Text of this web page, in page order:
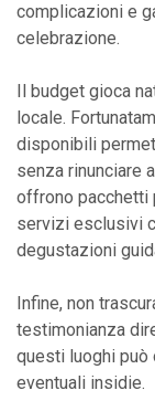
complicazioni e
celebrazione.
Il budget gioca
locale.
disponibili
senza rinunciare
offrono pacchetti
servizi esclusivi
degustazioni
Infine, non
testimonianza
questi luoghi
eventuali insidie.